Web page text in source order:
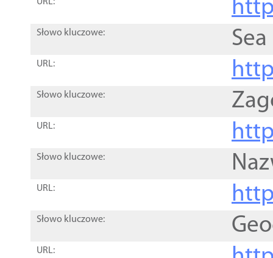
Słowo kluczowe:
URL:
Słowo kluczowe:
URL:
Słowo kluczowe:
URL:
Słowo kluczowe:
URL: